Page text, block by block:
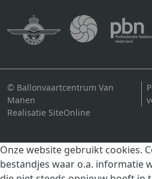
© Ballonvaartcentrum Van
Manen
Realisatie SiteOnline
Onze website gebruikt cookies.
bestandjes waar o.a. informatie